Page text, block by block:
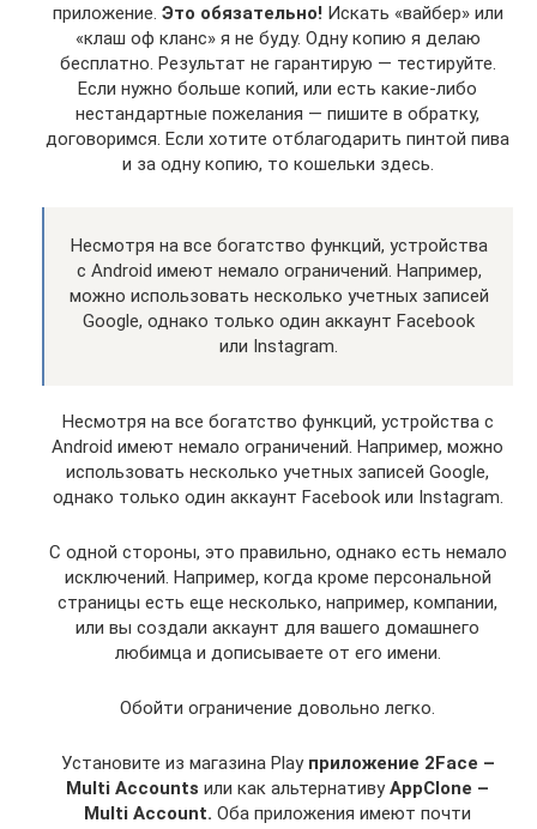
приложение. Это обязательно! Искать «вайбер» или
«клаш оф кланс» я не буду. Одну копию я делаю
бесплатно. Результат не гарантирую — тестируйте.
Если нужно больше копий, или есть какие-либо
нестандартные пожелания — пишите в обратку,
договоримся. Если хотите отблагодарить пинтой пива
и за одну копию, то кошельки здесь.
Несмотря на все богатство функций, устройства
с Android имеют немало ограничений. Например,
можно использовать несколько учетных записей
Google, однако только один аккаунт Facebook
или Instagram.
Несмотря на все богатство функций, устройства с
Android имеют немало ограничений. Например, можно
использовать несколько учетных записей Google,
однако только один аккаунт Facebook или Instagram.
С одной стороны, это правильно, однако есть немало
исключений. Например, когда кроме персональной
страницы есть еще несколько, например, компании,
или вы создали аккаунт для вашего домашнего
любимца и дописываете от его имени.
Обойти ограничение довольно легко.
Установите из магазина Play приложение 2Face –
Multi Accounts или как альтернативуAppClone –
Multi Account. Оба приложения имеют почти